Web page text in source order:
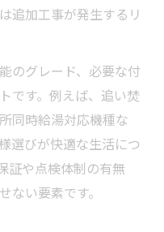
追加工事が発生するリ
のグレード、必要な付
です。例えば、追い焚
同時給湯対応機種な
選びが快適な生活につ
証や点検体制の有無
ない要素です。